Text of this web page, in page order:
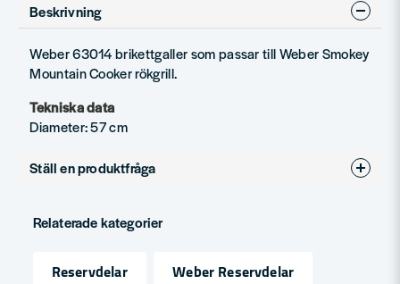
Beskrivning
Weber 63014 brikettgaller som passar till Weber Smokey
Mountain Cooker rökgrill.
Tekniska data
Diameter: 57 cm
Ställ en produktfråga
Fråga oss något om denna produkten...
Relaterade kategorier
Reservdelar
Weber Reservdelar